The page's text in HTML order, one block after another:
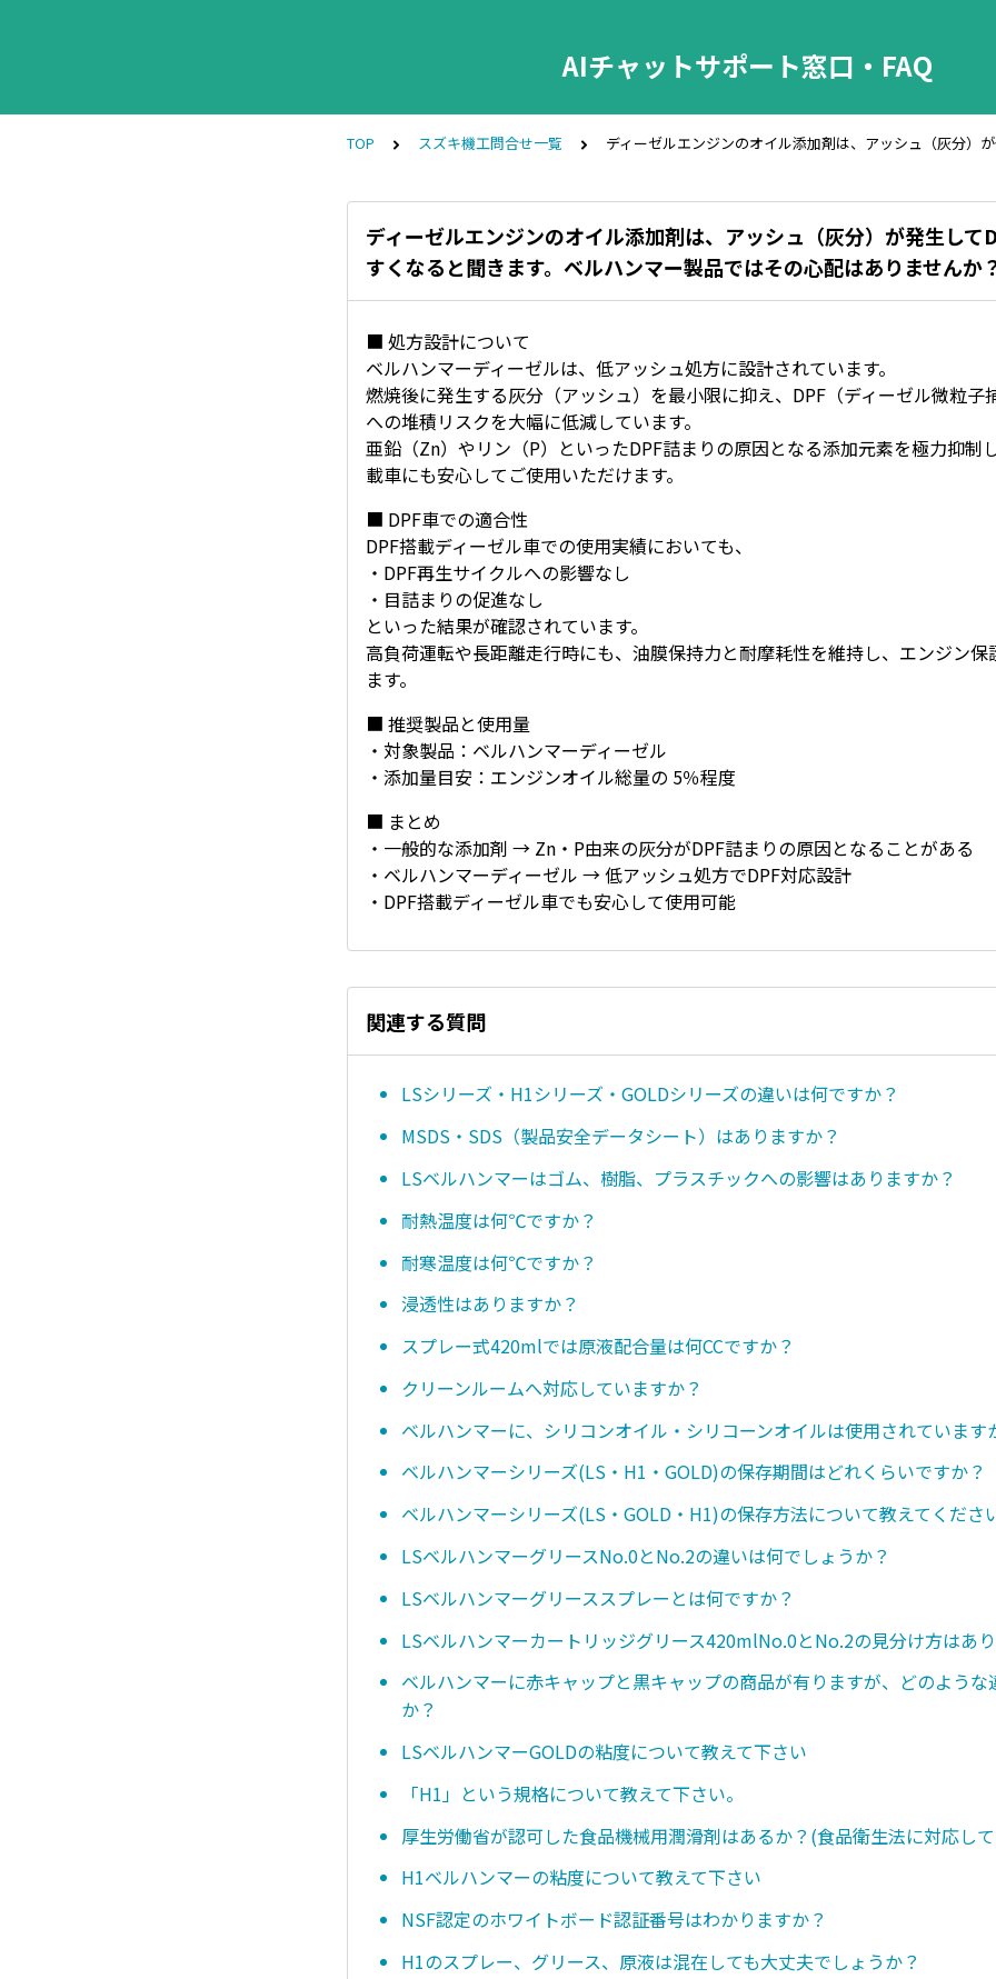
AIチャットサポート窓口・FAQ
TOP スズキ機工問合せ一覧 ディーゼルエンジンのオイル添加剤は、アッシュ（灰分）
ディーゼルエンジンのオイル添加剤は、アッシュ（灰分）が発生して
すくなると聞きます。ベルハンマー製品ではその心配はありませんか
■ 処方設計について
ベルハンマーディーゼルは、低アッシュ処方に設計されています。
燃焼後に発生する灰分（アッシュ）を最小限に抑え、DPF（ディーゼル微粒子
への堆積リスクを大幅に低減しています。
亜鉛（Zn）やリン（P）といったDPF詰まりの原因となる添加元素を極力抑制
載車にも安心してご使用いただけます。
■ DPF車での適合性
DPF搭載ディーゼル車での使用実績においても、
・DPF再生サイクルへの影響なし
・目詰まりの促進なし
といった結果が確認されています。
高負荷運転や長距離走行時にも、油膜保持力と耐摩耗性を維持し、エンジン保
ます。
■ 推奨製品と使用量
・対象製品：ベルハンマーディーゼル
・添加量目安：エンジンオイル総量の 5％程度
■ まとめ
・一般的な添加剤 → Zn・P由来の灰分がDPF詰まりの原因となることがある
・ベルハンマーディーゼル → 低アッシュ処方でDPF対応設計
・DPF搭載ディーゼル車でも安心して使用可能
関連する質問
LSシリーズ・H1シリーズ・GOLDシリーズの違いは何ですか？
MSDS・SDS（製品安全データシート）はありますか？
LSベルハンマーはゴム、樹脂、プラスチックへの影響はありますか？
耐熱温度は何℃ですか？
耐寒温度は何℃ですか？
浸透性はありますか？
スプレー式420mlでは原液配合量は何CCですか？
クリーンルームへ対応していますか？
ベルハンマーに、シリコンオイル・シリコーンオイルは使用されています
ベルハンマーシリーズ(LS・H1・GOLD)の保存期間はどれくらいですか？
ベルハンマーシリーズ(LS・GOLD・H1)の保存方法について教えてくださ
LSベルハンマーグリースNo.0とNo.2の違いは何でしょうか？
LSベルハンマーグリーススプレーとは何ですか？
LSベルハンマーカートリッジグリース420mlNo.0とNo.2の見分け方はあ
ベルハンマーに赤キャップと黒キャップの商品が有りますが、どのような
か？
LSベルハンマーGOLDの粘度について教えて下さい
「H1」という規格について教えて下さい。
厚生労働省が認可した食品機械用潤滑剤はあるか？(食品衛生法に対応し
H1ベルハンマーの粘度について教えて下さい
NSF認定のホワイトボード認証番号はわかりますか？
H1のスプレー、グリース、原液は混在しても大丈夫でしょうか？